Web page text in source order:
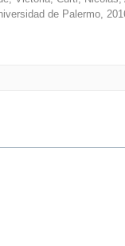
de Palermo,